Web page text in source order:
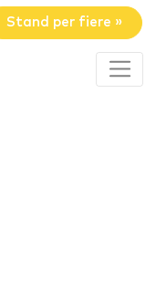
Stand per fiere »